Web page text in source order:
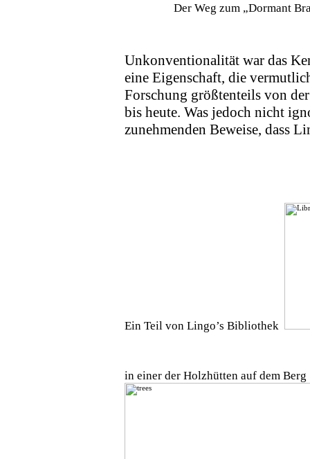
Der Weg zum „Dormant
Unkonventionalität war das
eine Eigenschaft, die
Forschung größtenteils von
bis heute. Was jedoch nicht
zunehmenden Beweise, dass
Ein Teil von Lingo’s Bibliothek
in einer der Holzhütten auf dem Berg